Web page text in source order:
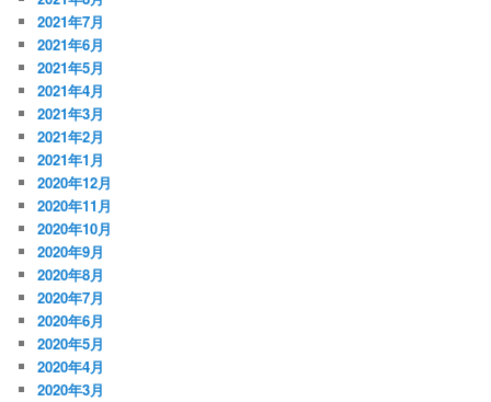
2021年7月
2021年6月
2021年5月
2021年4月
2021年3月
2021年2月
2021年1月
2020年12月
2020年11月
2020年10月
2020年9月
2020年8月
2020年7月
2020年6月
2020年5月
2020年4月
2020年3月